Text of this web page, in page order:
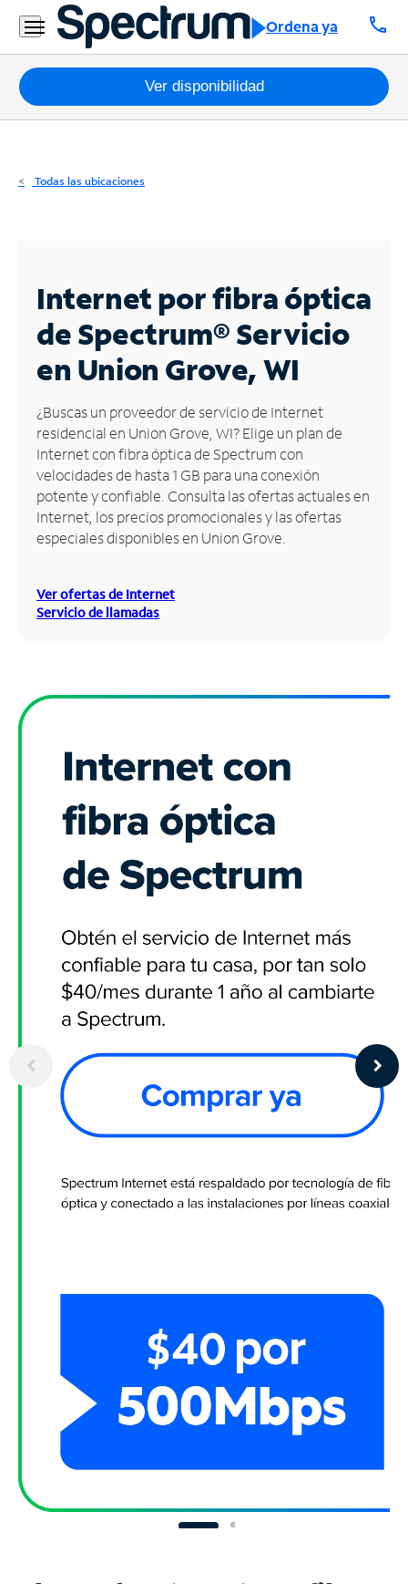
Ordena ya call
Residencial
Business
Paquetes
Internet
Business
Contáctanos
Inglés
Administrar
cuenta
Encuentra
una
tienda
Ver disponibilidad
Todas las ubicaciones
Internet por fibra óptica
de Spectrum®Servicio
en Union Grove, WI
¿Buscas un proveedor de servicio de Internet
residencial en Union Grove, WI? Elige un plan de
Internet con fibra óptica de Spectrum con
velocidades de hasta 1 GB para una conexión
potente y confiable. Consulta las ofertas actuales en
Internet, los precios promocionales y las ofertas
especiales disponibles en Union Grove.
Ver ofertas de Internet
Servicio de llamadas